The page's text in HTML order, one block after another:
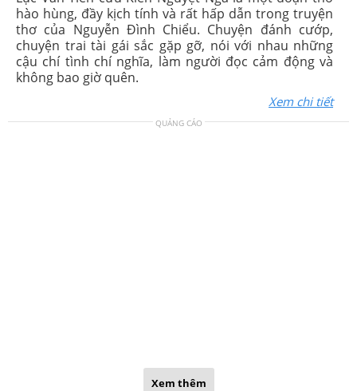
hào hùng, đầy kịch tính và rất hấp dẫn trong truyện
thơ của Nguyễn Đình Chiểu. Chuyện đánh cướp,
chuyện trai tài gái sắc gặp gỡ, nói với nhau những
cậu chí tình chí nghĩa, làm người đọc cảm động và
không bao giờ quên.
Xem chi tiết
QUẢNG CÁO
Xem thêm